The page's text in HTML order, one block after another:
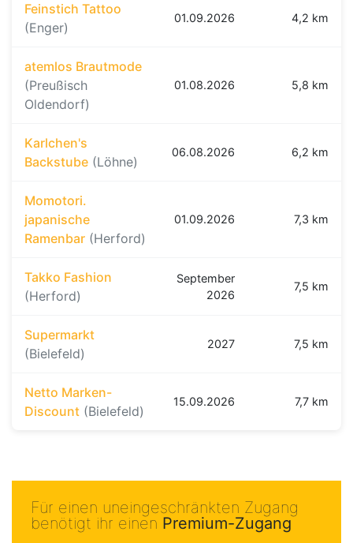
Feinstich Tattoo
(Enger)
01.09.2026 4,2 km
atemlos Brautmode
(Preußisch
Oldendorf)
01.08.2026 5,8 km
Karlchen's
Backstube (Löhne)
06.08.2026 6,2 km
Momotori.
japanische
Ramenbar (Herford)
01.09.2026 7,3 km
Takko Fashion
(Herford)
September
2026
7,5 km
Supermarkt
(Bielefeld)
2027 7,5 km
Netto Marken-
Discount (Bielefeld)
15.09.2026 7,7 km
Für einen uneingeschränkten Zugang
benötigt ihr einen Premium-Zugang